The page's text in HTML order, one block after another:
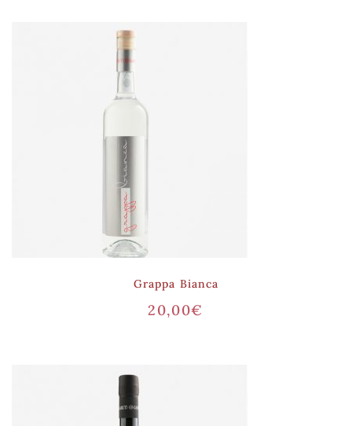
Grappa Bianca
20,00€